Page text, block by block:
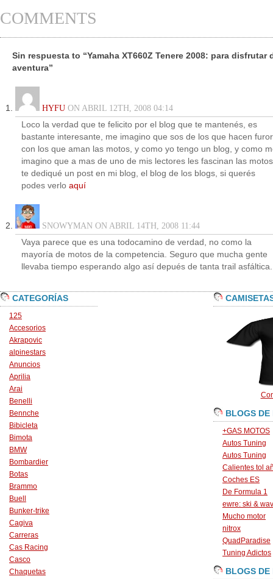
COMMENTS
Sin respuesta to “Yamaha XT660Z Tenere 2008: para disfrutar
aventura”
HYFU ON ABRIL 12TH, 2008 04:14
Loco la verdad que te felicito por el blog que te mantenés, es
bastante interesante, me imagino que sos de los que hacen furor
con los que aman las motos, y como yo tengo un blog, y como
imagino que a mas de uno de mis lectores les fascinan las motos
te dediqué un post en mi blog, el blog de los blogs, si querés
podes verlo aquí
SNOWYMAN ON ABRIL 14TH, 2008 11:44
Vaya parece que es una todocamino de verdad, no como la
mayoría de motos de la competencia. Seguro que mucha gente
llevaba tiempo esperando algo así depués de tanta trail asfáltica.
CATEGORÍAS
125
Accesorios
Akrapovic
alpinestars
Anuncios
Aprilia
Arai
Benelli
Bennche
Bibicleta
Bimota
BMW
Bombardier
Botas
Brammo
Buell
Bunker-trike
Cagiva
Carreras
Cas Racing
Casco
Chaquetas
BLOGS DE
+GAS MOTOS
Autos Tuning
Autos Tuning
Calientes tol
Coches ES
De Formula 1
ewre: ski &
Mucho motor
nitrox
QuadParadise
Tuning Adictos
BLOGS DE